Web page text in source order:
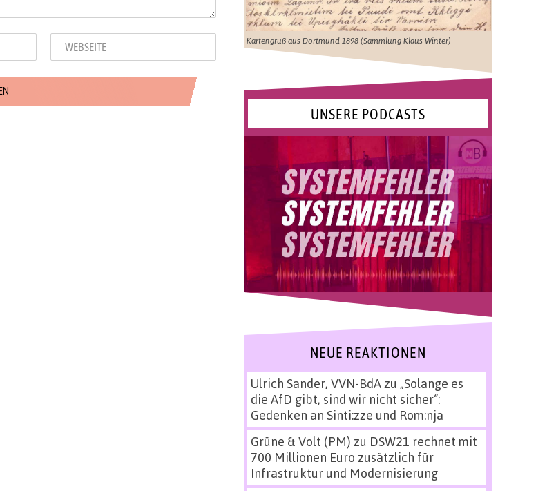
Kartengruß aus Dortmund 1898 (Sammlung Klaus Winter)
UNSERE PODCASTS
NEUE REAKTIONEN
Ulrich Sander, VVN-BdAzu „Solange es
die AfD gibt, sind wir nicht sicher“:
Gedenken an Sinti:zze und Rom:nja
Grüne & Volt (PM) zu DSW21 rechnet mit
700 Millionen Euro zusätzlich für
Infrastruktur und Modernisierung